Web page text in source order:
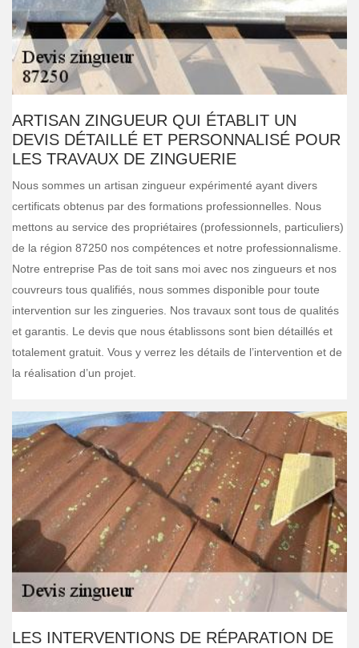
ARTISAN ZINGUEUR QUI ÉTABLIT UN
DEVIS DÉTAILLÉ ET PERSONNALISÉ POUR
LES TRAVAUX DE ZINGUERIE
Nous sommes un artisan zingueur expérimenté ayant divers
certificats obtenus par des formations professionnelles. Nous
mettons au service des propriétaires (professionnels, particuliers)
de la région 87250 nos compétences et notre professionnalisme.
Notre entreprise Pas de toit sans moi avec nos zingueurs et nos
couvreurs tous qualifiés, nous sommes disponible pour toute
intervention sur les zingueries. Nos travaux sont tous de qualités
et garantis. Le devis que nous établissons sont bien détaillés et
totalement gratuit. Vous y verrez les détails de l’intervention et de
la réalisation d’un projet.
LES INTERVENTIONS DE RÉPARATION DE